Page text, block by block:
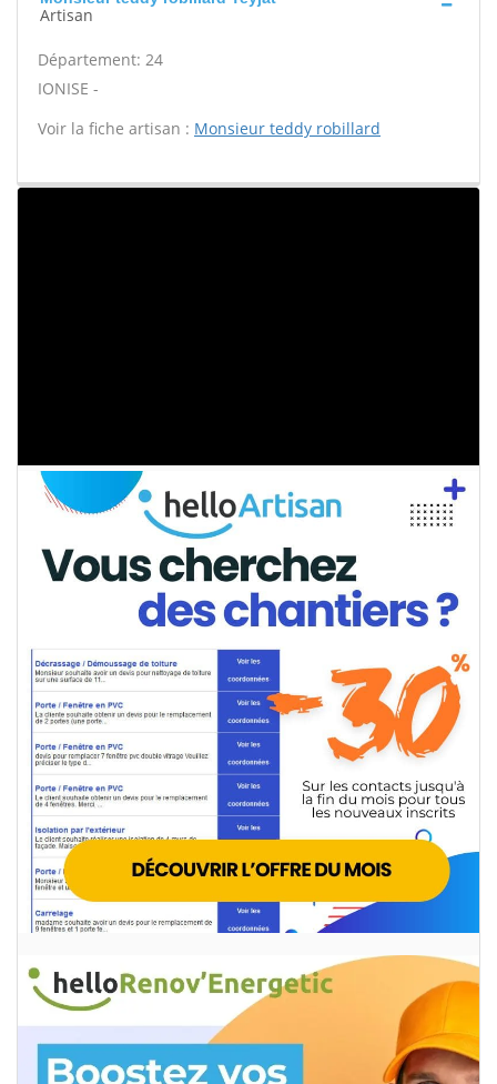
Artisan
Département: 24
IONISE -
Voir la fiche artisan : Monsieur teddy robillard